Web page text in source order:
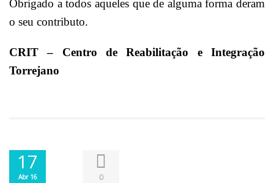
Obrigado a todos aqueles que de alguma forma deram
o seu contributo.
CRIT – Centro de Reabilitação e Integração
Torrejano
17
Abr 16 0